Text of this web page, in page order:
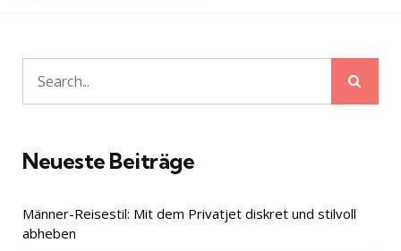
Search
for:
Neueste Beiträge
Männer-Reisestil: Mit dem Privatjet diskret und stilvoll
abheben